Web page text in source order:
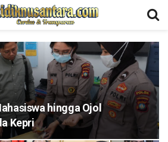
hingga Ojol
Kepri